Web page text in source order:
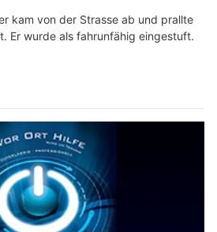
kam von der Strasse ab und prallte
Er wurde als fahrunfähig eingestuft.